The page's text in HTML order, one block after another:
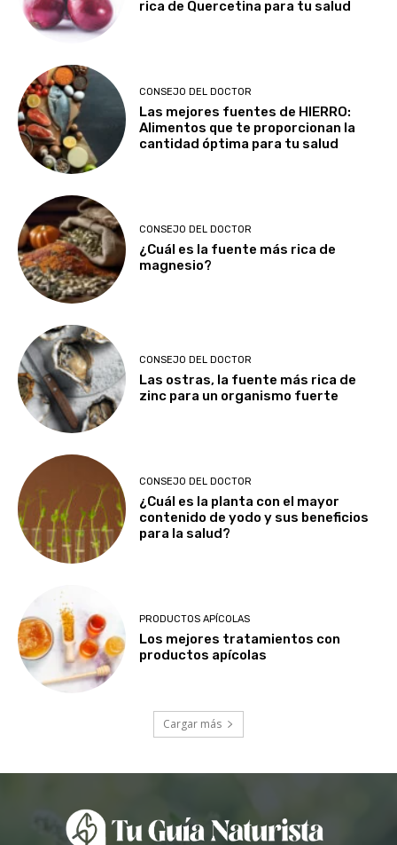
rica de Quercetina para tu salud
CONSEJO DEL DOCTOR
Las mejores fuentes de HIERRO:
Alimentos que te proporcionan la
cantidad óptima para tu salud
CONSEJO DEL DOCTOR
¿Cuál es la fuente más rica de
magnesio?
CONSEJO DEL DOCTOR
Las ostras, la fuente más rica de
zinc para un organismo fuerte
CONSEJO DEL DOCTOR
¿Cuál es la planta con el mayor
contenido de yodo y sus beneficios
para la salud?
PRODUCTOS APÍCOLAS
Los mejores tratamientos con
productos apícolas
Cargar más